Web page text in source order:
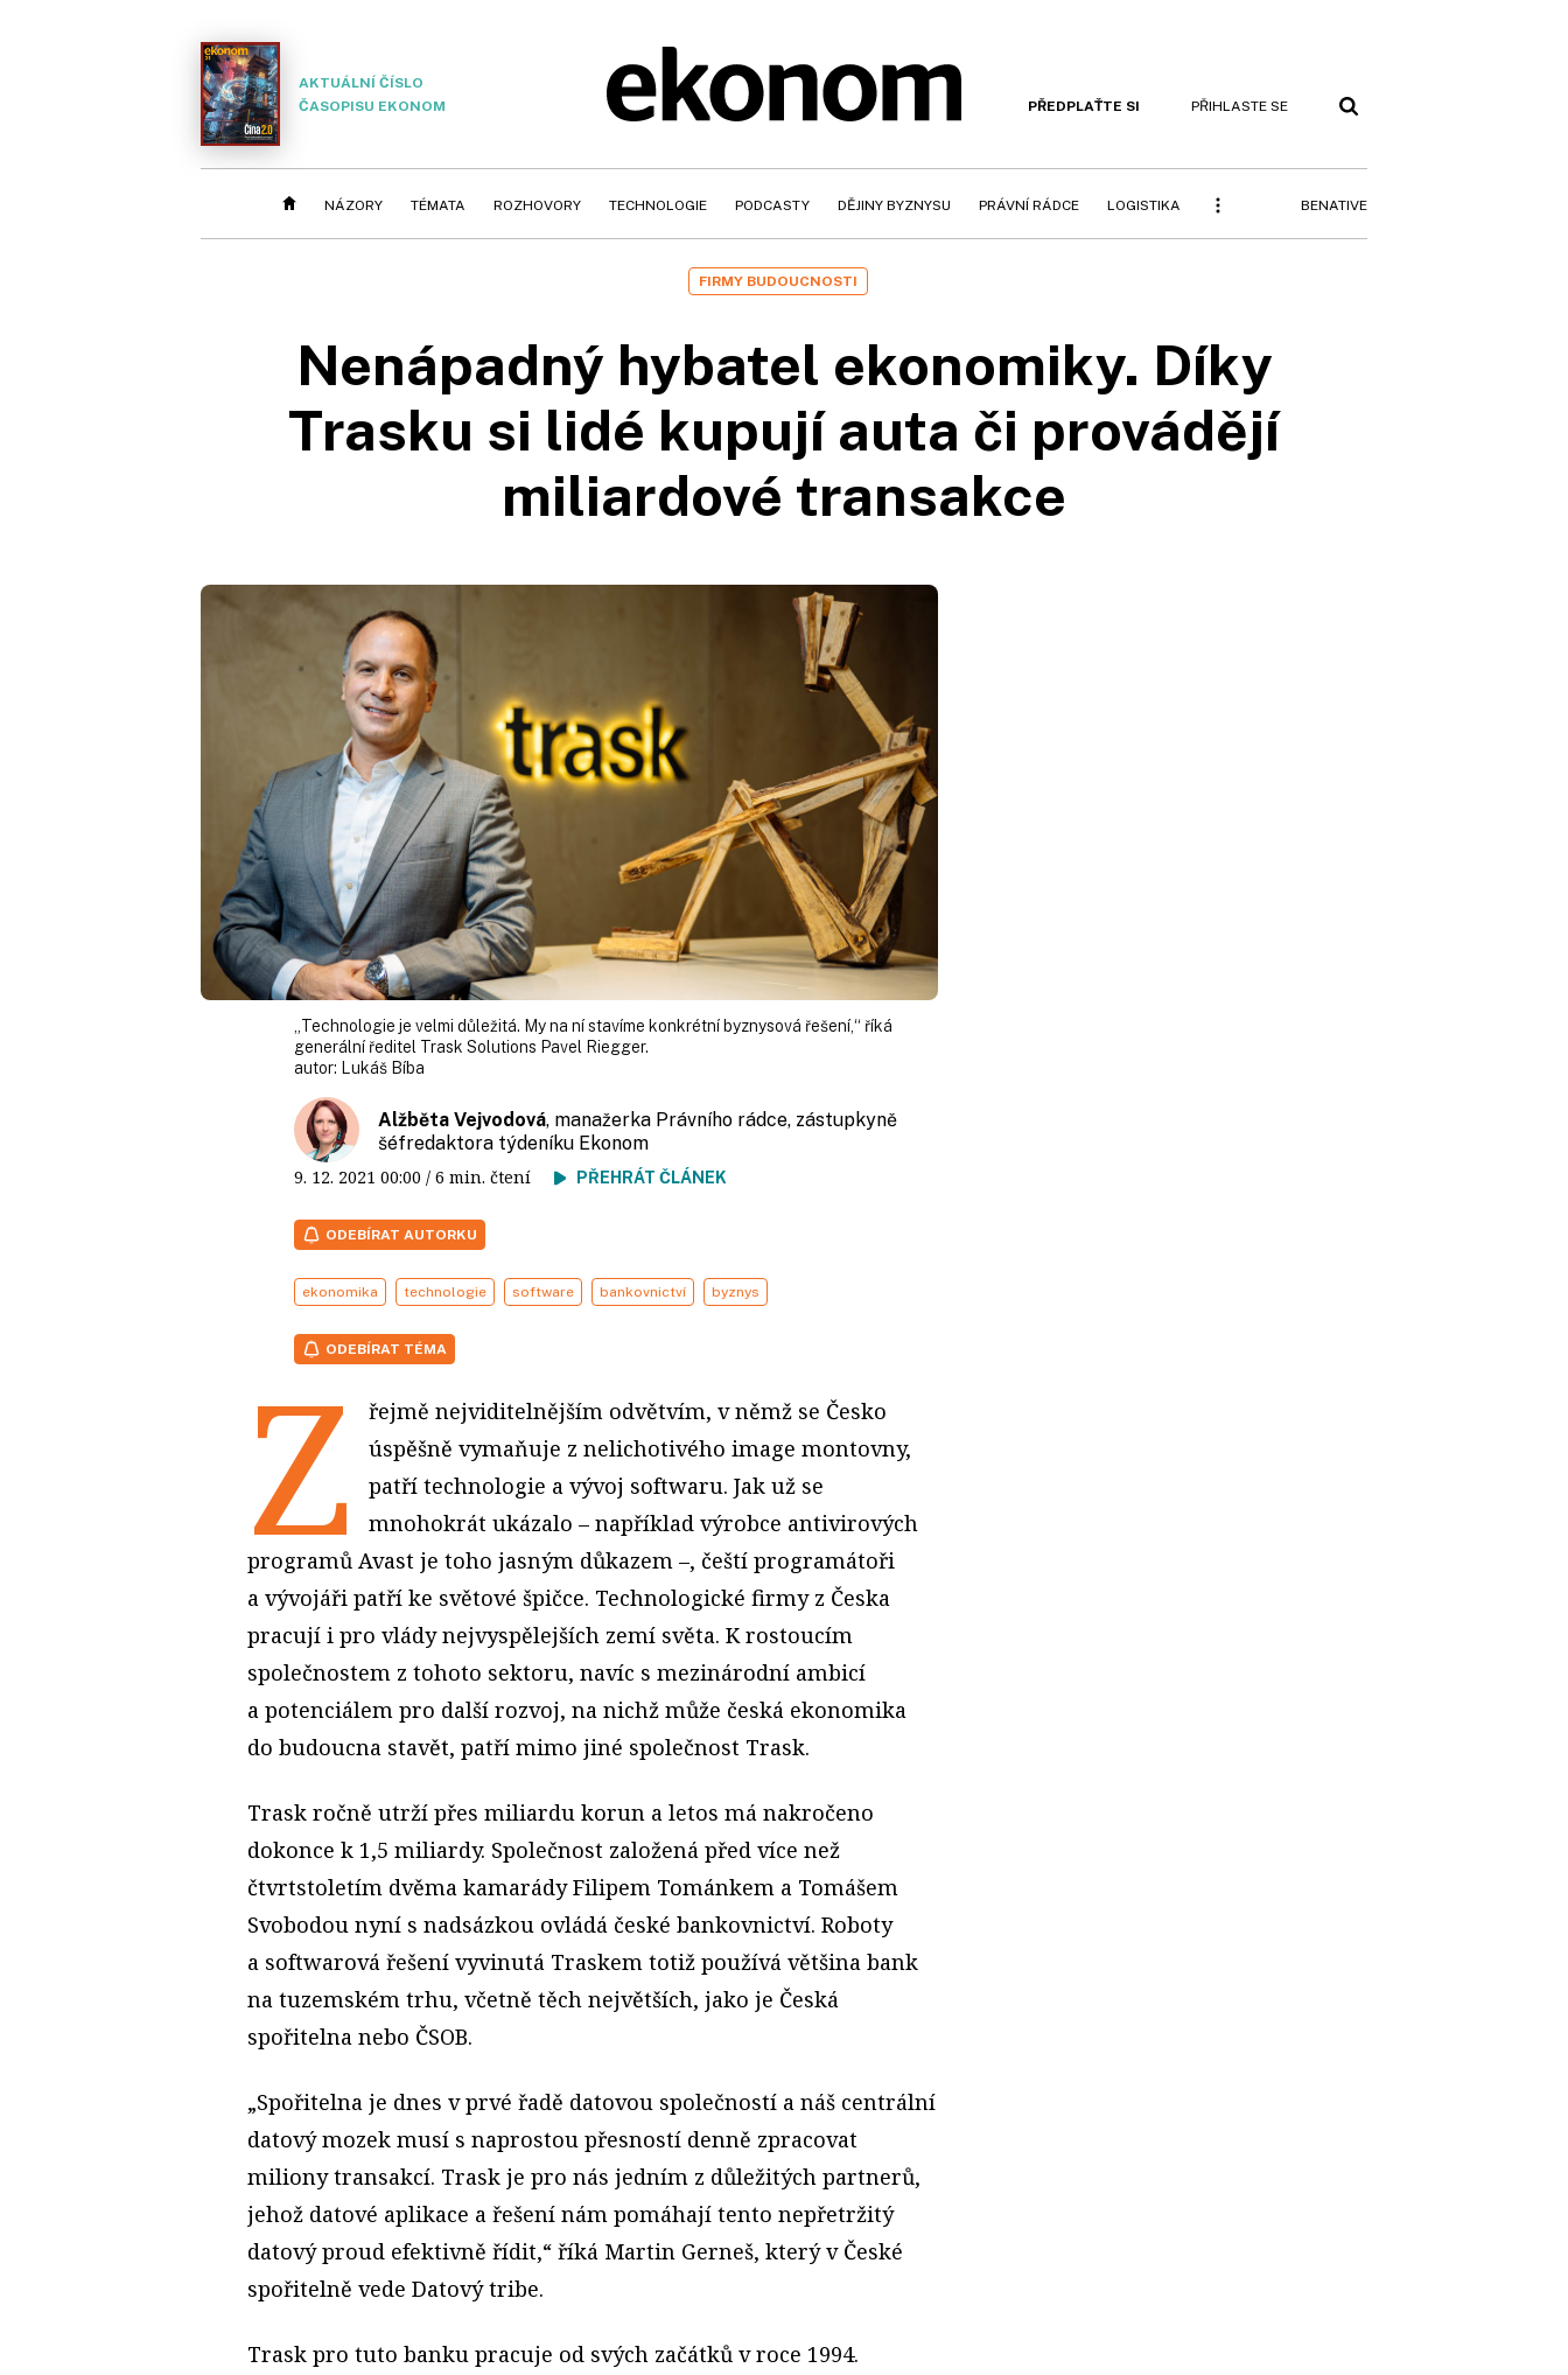
AKTUÁLNÍ ČÍSLO
ČASOPISU EKONOM
PŘEDPLAŤTE SI PŘIHLASTE SE
NÁZORY TÉMATA ROZHOVORY TECHNOLOGIE PODCASTY DĚJINY BYZNYSU PRÁVNÍ RÁDCE LOGISTIKA BENATIVE
FIRMY BUDOUCNOSTI
Nenápadný hybatel ekonomiky. Díky
Trasku si lidé kupují auta či provádějí
miliardové transakce
„Technologie je velmi důležitá. My na ní stavíme konkrétní byznysová řešení,“ říká
generální ředitel Trask Solutions Pavel Riegger.
autor: Lukáš Bíba
Alžběta Vejvodová, manažerka Právního rádce, zástupkyně
šéfredaktora týdeníku Ekonom
9. 12. 2021 00:00 / 6 min. čtení PŘEHRÁT ČLÁNEK
ODEBÍRAT AUTORKU
ekonomika technologie software bankovnictví byznys
ODEBÍRAT TÉMA
Z
řejmě nejviditelnějším odvětvím, v němž se Česko
úspěšně vymaňuje z nelichotivého image montovny,
patří technologie a vývoj softwaru. Jak už se
mnohokrát ukázalo – například výrobce anti­virových
programů Avast je toho jasným důkazem –, čeští programátoři
a vývojáři patří ke světové špičce. Technologické firmy z Česka
pracují i pro vlády nejvyspělejších zemí světa. K rostoucím
společnostem z tohoto sektoru, navíc s mezinárodní ambicí
a potenciálem pro další rozvoj, na nichž může česká ekonomika
do budoucna stavět, patří mimo jiné společnost Trask.
Trask ročně utrží přes miliardu korun a letos má nakročeno
dokonce k 1,5 miliardy. Společnost založená před více než
čtvrtstoletím dvěma kamarády Filipem Tománkem a Tomášem
Svobodou nyní s nadsázkou ovládá české bankovnictví. Roboty
a softwarová řešení vyvinutá Traskem totiž používá většina bank
na tuzemském trhu, včetně těch největších, jako je Česká
spořitelna nebo ČSOB.
„Spořitelna je dnes v prvé řadě datovou společností a náš centrální
datový mozek musí s naprostou přesností denně zpracovat
miliony transakcí. Trask je pro nás jedním z důležitých partnerů,
jehož datové aplikace a řešení nám pomáhají tento nepřetržitý
datový proud efektivně řídit,“ říká Martin Gerneš, který v České
spořitelně vede Datový tribe.
Trask pro tuto banku pracuje od svých začátků v roce 1994.